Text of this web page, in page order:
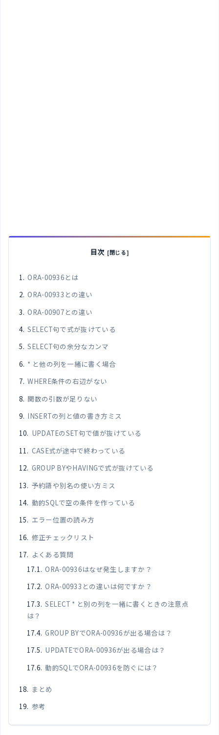
目次
ORA-00936とは
ORA-00933との違い
ORA-00907との違い
SELECT句で式が抜けている
SELECT句の余分なカンマ
* と他の列を一緒に書く場合
WHERE条件の右辺がない
関数の引数が足りない
INSERTの列と値の書き方ミス
UPDATEのSET句で値が抜けている
CASE式が途中で終わっている
GROUP BYやHAVINGで式が抜けている
予約語や別名の使い方ミス
動的SQLで空の条件を作っている
エラー位置の読み方
修正チェックリスト
よくある質問
ORA-00936はなぜ発生しますか？
ORA-00933との違いは何ですか？
SELECT * と別の列を一緒に書くときの注意点
は？
GROUP BYでORA-00936が出る場合は？
UPDATEでORA-00936が出る場合は？
動的SQLでORA-00936を防ぐには？
まとめ
参考